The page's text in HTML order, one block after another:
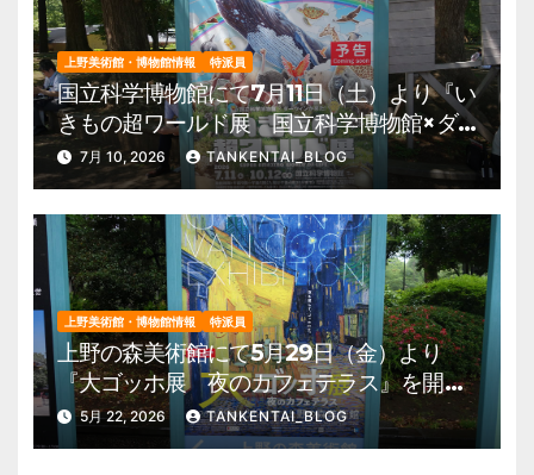
上野美術館・博物館情報 特派員
国立科学博物館にて7月11日（土）より『い
きもの超ワールド展 国立科学博物館×ダ
ーウィンが来た！』を開催。 上野公園
美術館・博物館 混雑情報他
7月 10, 2026 TANKENTAI_BLOG
上野美術館・博物館情報 特派員
上野の森美術館にて5月29日（金）より
『大ゴッホ展 夜のカフェテラス』を開
催。 上野公園 美術館・博物館 混雑情
報他
5月 22, 2026 TANKENTAI_BLOG